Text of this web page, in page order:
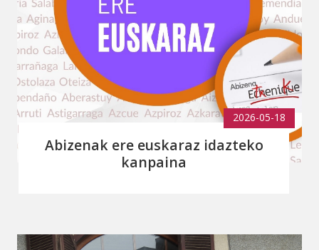
2026-05-18
Abizenak ere euskaraz idazteko
kanpaina